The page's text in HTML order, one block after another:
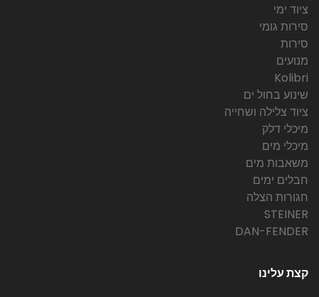
ציוד ימי
סירות גומי
סירות
מנועים
Kolibri
שינוע בחול ים
ציוד צלילה ושחייה
מיכלי דלק
מיכלי מים
משאבות מים
חבלים ימים
חגורות הצלה
STEINER
DAN-FENDER
קצת עלינו